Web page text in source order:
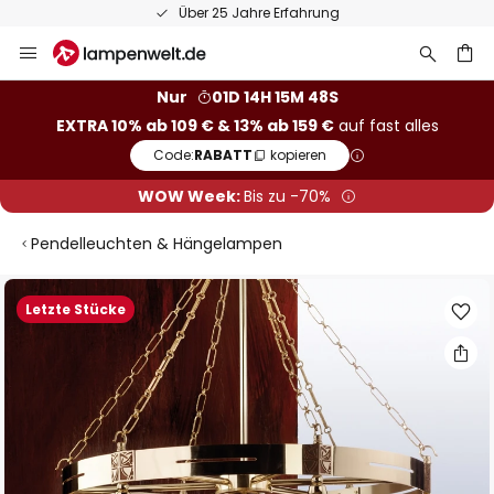
Über 25 Jahre Erfahrung
Inhalt
Nur
01D 14H 15M 47S
EXTRA 10% ab 109 € & 13% ab 159 €auf fast alles
Code:RABATT kopieren
WOW Week:Bis zu -70%
Pendelleuchten & Hängelampen
Letzte Stücke
Zum
Ende